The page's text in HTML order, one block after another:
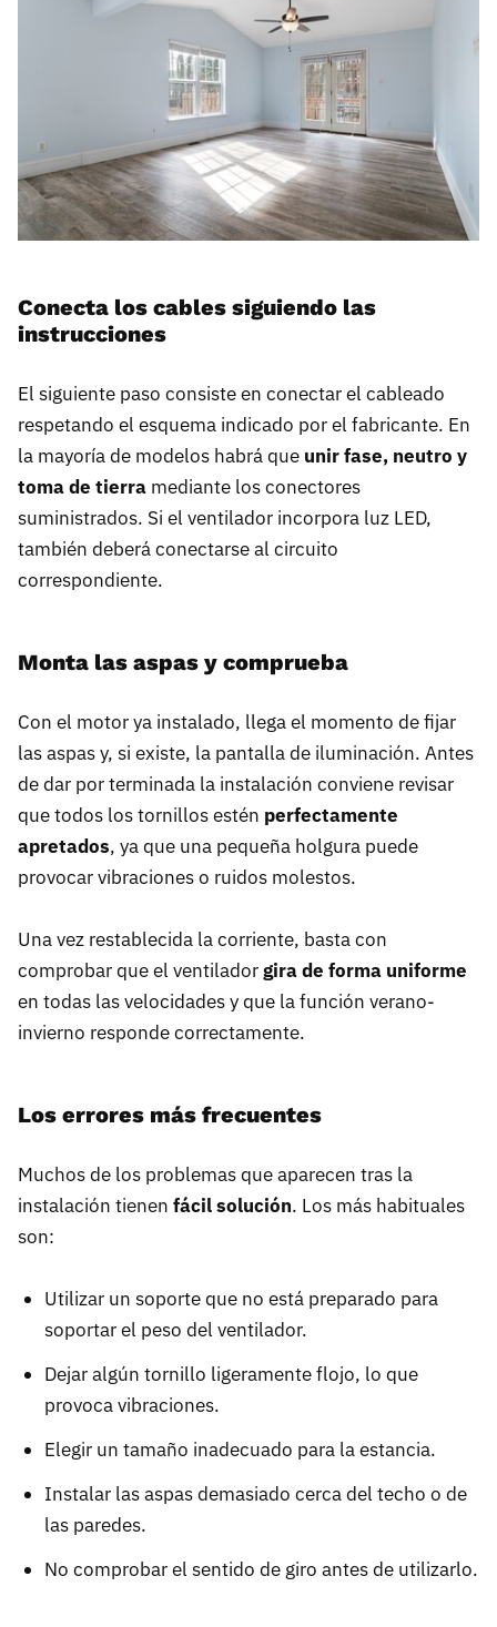
Conecta los cables siguiendo las
instrucciones
El siguiente paso consiste en conectar el cableado
respetando el esquema indicado por el fabricante. En
la mayoría de modelos habrá que unir fase, neutro y
toma de tierra mediante los conectores
suministrados. Si el ventilador incorpora luz LED,
también deberá conectarse al circuito
correspondiente.
Monta las aspas y comprueba
Con el motor ya instalado, llega el momento de fijar
las aspas y, si existe, la pantalla de iluminación. Antes
de dar por terminada la instalación conviene revisar
que todos los tornillos estén perfectamente
apretados, ya que una pequeña holgura puede
provocar vibraciones o ruidos molestos.
Una vez restablecida la corriente, basta con
comprobar que el ventiladorgira de forma uniforme
en todas las velocidades y que la función verano-
invierno responde correctamente.
Los errores más frecuentes
Muchos de los problemas que aparecen tras la
instalación tienen fácil solución. Los más habituales
son:
Utilizar un soporte que no está preparado para
soportar el peso del ventilador.
Dejar algún tornillo ligeramente flojo, lo que
provoca vibraciones.
Elegir un tamaño inadecuado para la estancia.
Instalar las aspas demasiado cerca del techo o de
las paredes.
No comprobar el sentido de giro antes de utilizarlo.